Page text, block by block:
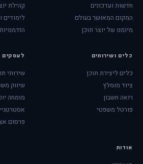
חדשות ועדכונים
המקום המאושר בעולם
מיומנו של יוצר תוכן
קהילת
לימודים
כלים ושירותים
כלים ליצירת תוכן
ציוד מומלץ
רואה חשבון
פורטל משפטי
לעסקים
שירותי
שיווק
מומחה
פרסום
אודות